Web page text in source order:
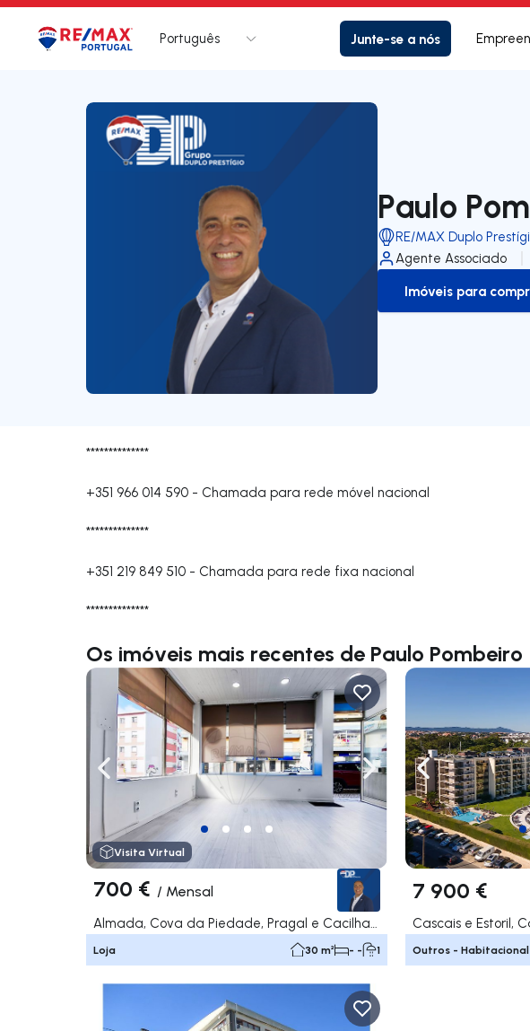
Logo Ir para página inicial
Português Junte-se a nós
Paulo
RE/MAX Duplo
Agente Associado
to-
Imóveis para
**************
+351 966 014 590 - Chamada para rede móvel nacional
**************
+351 219 849 510 - Chamada para rede fixa nacional
**************
Os imóveis mais recentes de Paulo Pombeiro
Navegação para a esquerda Navegação para a
Visita Virtual
700 € / Mensal
Loja 30 m² - - 1
Navegação
7 900 €
Cascais e Estoril,
Outros - Habitacional